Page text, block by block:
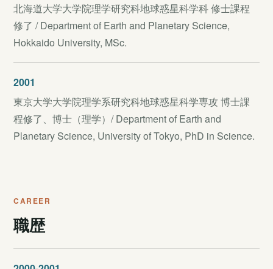
北海道大学大学院理学研究科地球惑星科学科 修士課程
修了 / Department of Earth and Planetary Science,
Hokkaido University, MSc.
2001
東京大学大学院理学系研究科地球惑星科学専攻 博士課
程修了、博士（理学）/ Department of Earth and
Planetary Science, University of Tokyo, PhD in Science.
CAREER
職歴